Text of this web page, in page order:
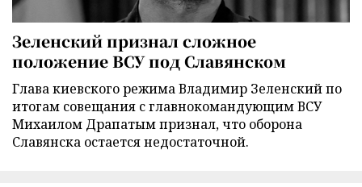
Зеленский признал сложное
положение ВСУ под Славянском
Глава киевского режима Владимир Зеленский по
итогам совещания с главнокомандующим ВСУ
Михаилом Драпатым признал, что оборона
Славянска остается недостаточной.